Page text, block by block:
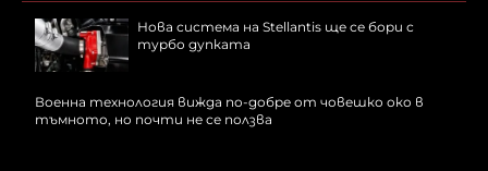
Нова система на Stellantis ще се бори с
турбо дупката
Военна технология вижда по-добре от човешко око в
тъмното, но почти не се ползва